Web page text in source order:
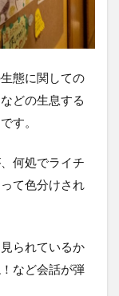
態に関しての
どの生息する
す。
何処でライチ
て色分けされ
られているか
など会話が弾